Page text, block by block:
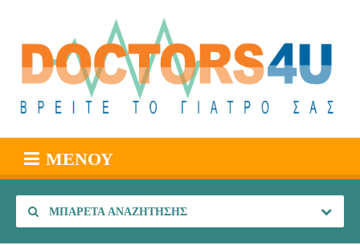
ΜΕΝΟΎ
ΜΠΑΡΈΤΑ ΑΝΑΖΉΤΗΣΗΣ